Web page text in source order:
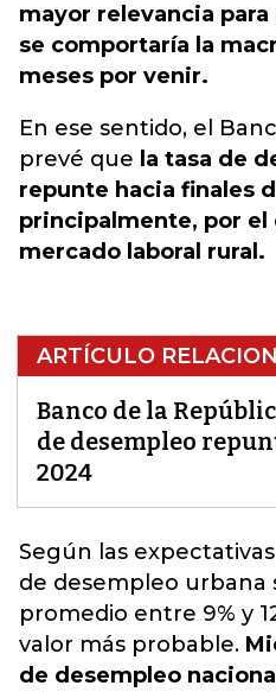
mayor relevancia
se comportaría la
meses por venir.
En ese sentido, el
prevé que la tasa de
repunte hacia finales
principalmente, por el
mercado laboral rural.
ARTÍCULO
Banco de la
de desempleo
2024
Según las
de desempleo urbana
promedio entre 9% y
valor más probable.
de desempleo